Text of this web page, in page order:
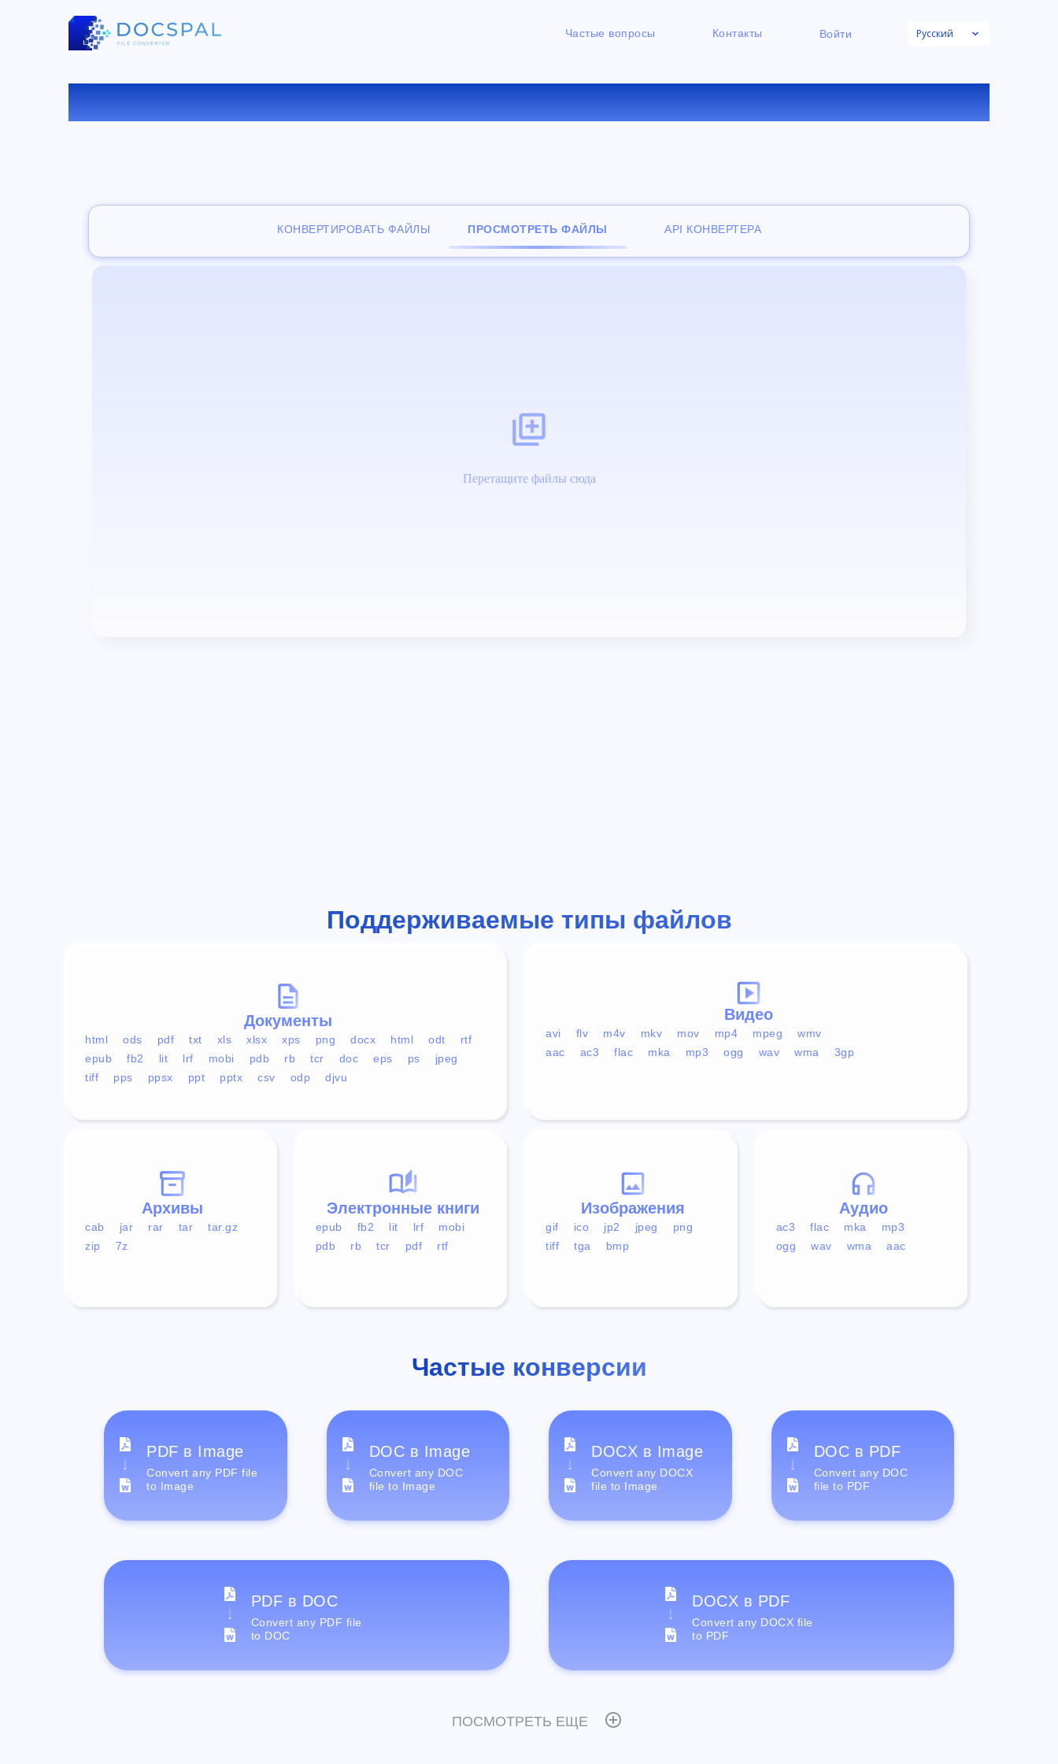
Частые вопросы Контакты Войти Русский
БЕСПЛАТНЫЙ ОНЛАЙН ПРОСМОТРЩИК ФАЙЛОВ
КОНВЕРТИРОВАТЬ ФАЙЛЫ ПРОСМОТРЕТЬ ФАЙЛЫ API КОНВЕРТЕРА
Перетащите файлы сюда
Поддерживаемые типы файлов
Документы
html ods pdf txt xls xlsx xps png docx html odt
rtf
epub
fb2 lit lrf mobi pdb rb tcr doc eps ps
jpeg
tiff
pps ppsx ppt pptx csv odp djvu
Видео
avi flv m4v mkv mov mp4 mpeg
wmv
aac
ac3 flac mka mp3 ogg wav wma 3gp
Аудио
ac3 flac mka
mp3
ogg
wav wma aac
Изображения
gif ico jp2 jpeg
png
tiff
tga bmp
Электронные книги
epub fb2 lit lrf
mobi
pdb
rb tcr pdf rtf
Архивы
cab jar rar tar
tar.gz
zip
7z
Частые конверсии
PDF в Image
Convert any PDF file
to Image
DOC в Image
Convert any DOC
file to Image
DOCX в Image
Convert any DOCX
file to Image
DOC в PDF
Convert any DOC
file to PDF
PDF в DOC
Convert any PDF file
to DOC
DOCX в PDF
Convert any DOCX file
to PDF
ПОСМОТРЕТЬ ЕЩЕ